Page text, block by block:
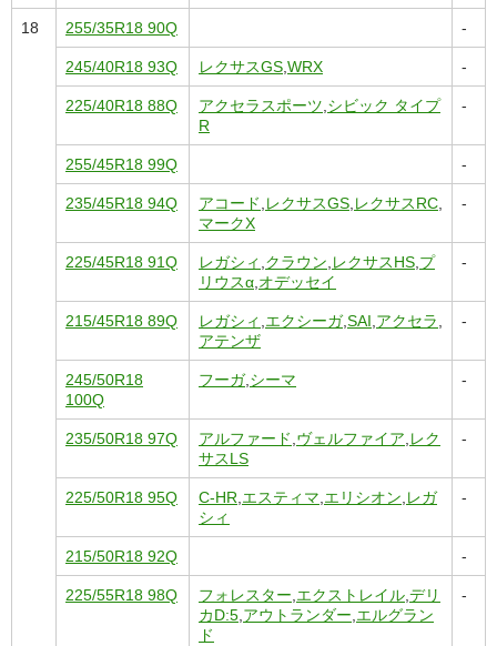
18 255/35R18 90Q -
245/40R18 93Q レクサスGS WRX -
225/40R18 88Q アクセラスポーツ シビック タイプ
R
-
255/45R18 99Q -
235/45R18 94Q アコード レクサスGS レクサスRC
マークX
-
225/45R18 91Q レガシィ クラウン レクサスHS プ
リウスα オデッセイ
-
215/45R18 89Q レガシィ エクシーガ,SAI アクセラ
アテンザ
-
245/50R18
100Q
フーガ, シーマ -
235/50R18 97Q アルファード ヴェルファイア レク
サスLS
-
225/50R18 95Q C-HR エスティマ エリシオン レガ
シィ
-
215/50R18 92Q -
225/55R18 98Q フォレスター エクストレイル デリ
カD:5 アウトランダー エルグラン
ド
-